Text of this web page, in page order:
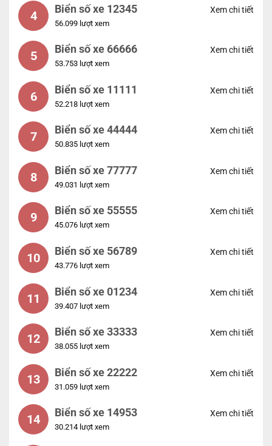
4 Biển số xe 12345
56.099 lượt xem
Xem chi tiết
5 Biển số xe 66666
53.753 lượt xem
Xem chi tiết
6 Biển số xe 11111
52.218 lượt xem
Xem chi tiết
7 Biển số xe 44444
50.835 lượt xem
Xem chi tiết
8 Biển số xe 77777
49.031 lượt xem
Xem chi tiết
9 Biển số xe 55555
45.076 lượt xem
Xem chi tiết
10 Biển số xe 56789
43.776 lượt xem
Xem chi tiết
11 Biển số xe 01234
39.407 lượt xem
Xem chi tiết
12 Biển số xe 33333
38.055 lượt xem
Xem chi tiết
13 Biển số xe 22222
31.059 lượt xem
Xem chi tiết
14 Biển số xe 14953
30.214 lượt xem
Xem chi tiết